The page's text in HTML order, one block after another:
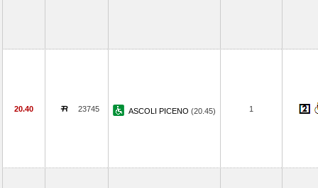
20.40 23745 ASCOLI PICENO (20.45) 1